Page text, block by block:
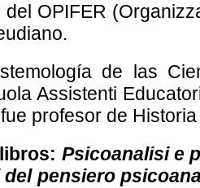
OPIFER
de las
Assistenti
profesor de
Psicoanalisi e
pensiero